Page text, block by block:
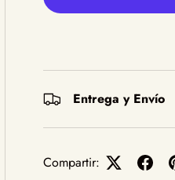
Entrega y Envío
Compartir: